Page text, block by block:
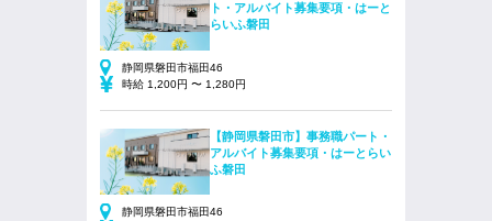
ト・アルバイト募集要項・はーと
らいふ磐田
静岡県磐田市福田46
時給 1,200円 〜 1,280円
【静岡県磐田市】事務職パート・
アルバイト募集要項・はーとらい
ふ磐田
静岡県磐田市福田46